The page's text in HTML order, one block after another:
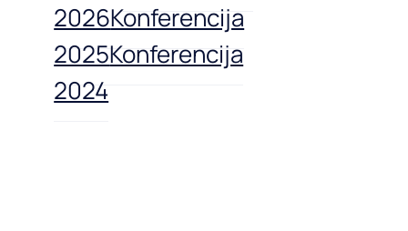
2026Konferencija
2025Konferencija
2024